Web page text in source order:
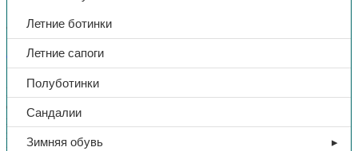
Летние ботинки
Летние сапоги
Полуботинки
Сандалии
Зимняя обувь
890,00₽
В избранное
Наколенники Brodeks KM120 имеют анатомическую
сферическую форму для максимального прилегания к
коленному суставу. Конструкция имеет необходимое
количество сегментов позволяющих наколенникам быть